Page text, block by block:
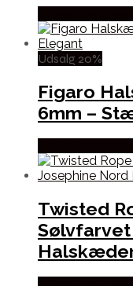
Udsalg 20%
Figaro
6mm –
Twisted
Sølvfarvet